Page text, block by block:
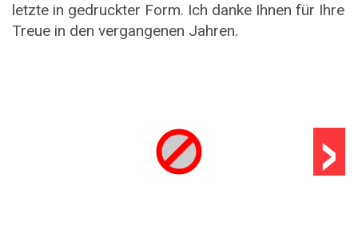
letzte in gedruckter Form. Ich danke Ihnen für Ihre
Treue in den vergangenen Jahren.
›